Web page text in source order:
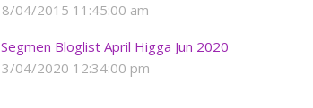
8/04/2015 11:45:00 am
Segmen Bloglist April Higga Jun 2020
3/04/2020 12:34:00 pm